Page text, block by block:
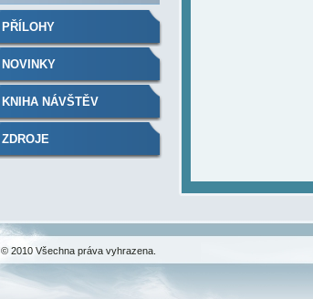
PŘÍLOHY
NOVINKY
KNIHA NÁVŠTĚV
ZDROJE
© 2010 Všechna práva vyhrazena.